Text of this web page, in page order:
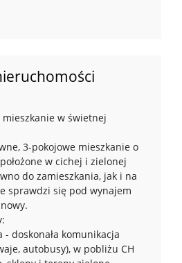
w świetnej
3-pokojowe mieszkanie o
w cichej i zielonej
do zamieszkania, jak i na
sprawdzi się pod wynajem
- doskonała komunikacja
autobusy), w pobliżu CH